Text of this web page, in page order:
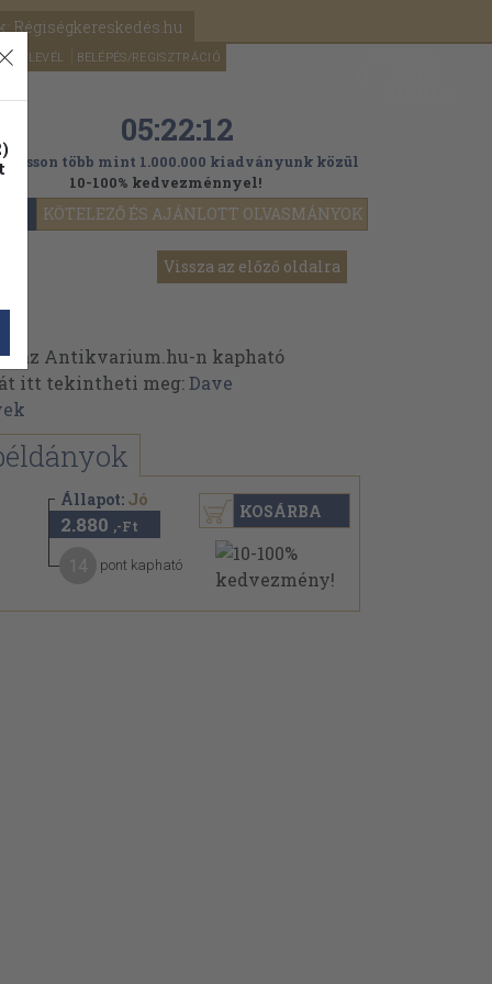
Régiségkereskedés.hu
HÍRLEVÉL BELÉPÉS/REGISZTRÁCIÓ
KÖTELEZŐ ÉS AJÁNLOTT OLVASMÁNYOK
05:22:11
több mint 1.000.000 kiadványunk közül
10-100% kedvezménnyel!
Vissza az előző oldalra
az Antikvarium.hu-n kapható
itt tekintheti meg:Dave
Állapot: Jó
2.880 ,-Ft
pont kapható
KOSÁRBA